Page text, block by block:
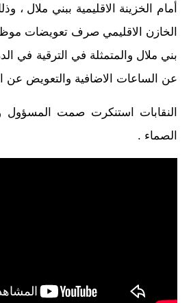
أمام الخزينة الاقليمية ببني ملال
الخازن الاقليمي صرف تعويضات
بني ملال والمتمثلة في الترقية في
عن الساعات الاضافية والتعويض عن
النقابات استنكرت صمت المسؤول
الصماء .